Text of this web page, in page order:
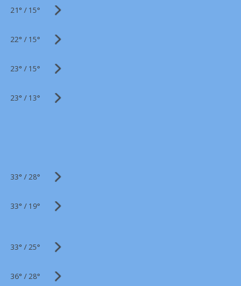
21° / 15°
22° / 15°
23° / 15°
23° / 13°
33° /28°
33° / 19°
33° /25°
36° /28°